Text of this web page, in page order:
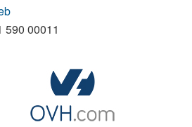
590 00011